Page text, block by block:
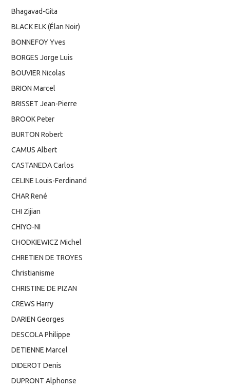
Bhagavad-Gita
BLACK ELK (Élan Noir)
BONNEFOY Yves
BORGES Jorge Luis
BOUVIER Nicolas
BRION Marcel
BRISSET Jean-Pierre
BROOK Peter
BURTON Robert
CAMUS Albert
CASTANEDA Carlos
CELINE Louis-Ferdinand
CHAR René
CHI Zijian
CHIYO-NI
CHODKIEWICZ Michel
CHRETIEN DE TROYES
Christianisme
CHRISTINE DE PIZAN
CREWS Harry
DARIEN Georges
DESCOLA Philippe
DETIENNE Marcel
DIDEROT Denis
DUPRONT Alphonse